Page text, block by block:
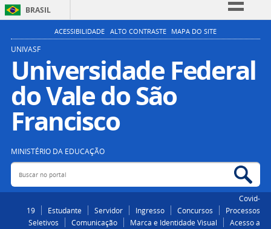
BRASIL
Simplifique!
Participe
Acesso à informação
Legislação
ACESSIBILIDADE ALTO CONTRASTE MAPA DO SITE
UNIVASF
Universidade Federal
do Vale do São
Francisco
MINISTÉRIO DA EDUCAÇÃO
Buscar no portal
Covid-
19
Estudante Servidor Ingresso Concursos
Processos
Seletivos
Comunicação Marca e Identidade Visual
Acesso a